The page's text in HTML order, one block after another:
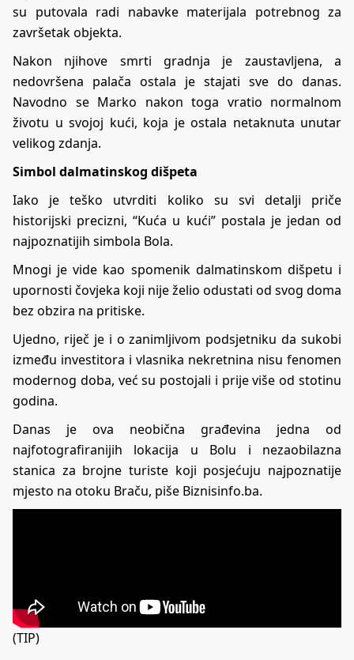
su putovala radi nabavke materijala potrebnog za
završetak objekta.
Nakon njihove smrti gradnja je zaustavljena, a
nedovršena palača ostala je stajati sve do danas.
Navodno se Marko nakon toga vratio normalnom
životu u svojoj kući, koja je ostala netaknuta unutar
velikog zdanja.
Simbol dalmatinskog dišpeta
Iako je teško utvrditi koliko su svi detalji priče
historijski precizni, “Kuća u kući” postala je jedan od
najpoznatijih simbola Bola.
Mnogi je vide kao spomenik dalmatinskom dišpetu i
upornosti čovjeka koji nije želio odustati od svog doma
bez obzira na pritiske.
Ujedno, riječ je i o zanimljivom podsjetniku da sukobi
između investitora i vlasnika nekretnina nisu fenomen
modernog doba, već su postojali i prije više od stotinu
godina.
Danas je ova neobična građevina jedna od
najfotografiranijih lokacija u Bolu i nezaobilazna
stanica za brojne turiste koji posjećuju najpoznatije
mjesto na otoku Braču, piše Biznisinfo.ba.
(TIP)